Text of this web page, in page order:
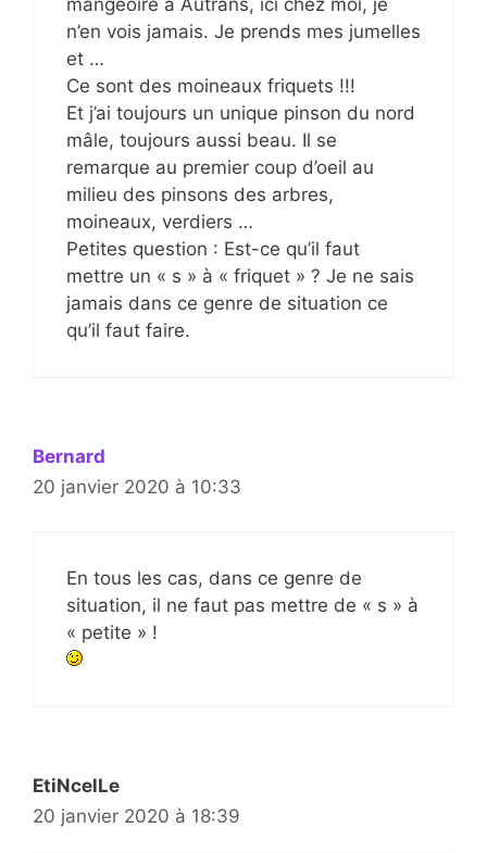
mangeoire à Autrans, ici chez moi, je
n’en vois jamais. Je prends mes jumelles
et …
Ce sont des moineaux friquets !!!
Et j’ai toujours un unique pinson du nord
mâle, toujours aussi beau. Il se
remarque au premier coup d’oeil au
milieu des pinsons des arbres,
moineaux, verdiers …
Petites question : Est-ce qu’il faut
mettre un « s » à « friquet » ? Je ne sais
jamais dans ce genre de situation ce
qu’il faut faire.
Bernard
20 janvier 2020 à 10:33
En tous les cas, dans ce genre de
situation, il ne faut pas mettre de « s » à
« petite » !
EtiNcelLe
20 janvier 2020 à 18:39